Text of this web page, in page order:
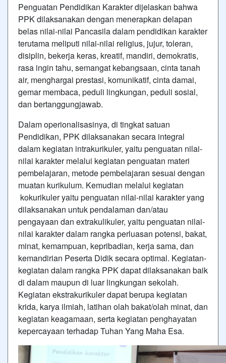
Penguatan Pendidikan Karakter dijelaskan bahwa
PPK dilaksanakan dengan menerapkan delapan
belas nilai-nilai Pancasila dalam pendidikan karakter
terutama meliputi nilai-nilai religius, jujur, toleran,
disiplin, bekerja keras, kreatif, mandiri, demokratis,
rasa ingin tahu, semangat kebangsaan, cinta tanah
air, menghargai prestasi, komunikatif, cinta damai,
gemar membaca, peduli lingkungan, peduli sosial,
dan bertanggungjawab.
Dalam operionalisasinya, di tingkat satuan
Pendidikan, PPK dilaksanakan secara integral
dalam kegiatan intrakurikuler, yaitu penguatan nilai-
nilai karakter melalui kegiatan penguatan materi
pembelajaran, metode pembelajaran sesuai dengan
muatan kurikulum. Kemudian melalui kegiatan
kokurikuler yaitu penguatan nilai-nilai karakter yang
dilaksanakan untuk pendalaman dan/atau
pengayaan dan extrakulikuler, yaitu penguatan nilai-
nilai karakter dalam rangka perluasan potensi, bakat,
minat, kemampuan, kepribadian, kerja sama, dan
kemandirian Peserta Didik secara optimal. Kegiatan-
kegiatan dalam rangka PPK dapat dilaksanakan baik
di dalam maupun di luar lingkungan sekolah.
Kegiatan ekstrakurikuler dapat berupa kegiatan
krida, karya ilmiah, latihan olah bakat/olah minat, dan
kegiatan keagamaan, serta kegiatan penghayatan
kepercayaan terhadap Tuhan Yang Maha Esa.